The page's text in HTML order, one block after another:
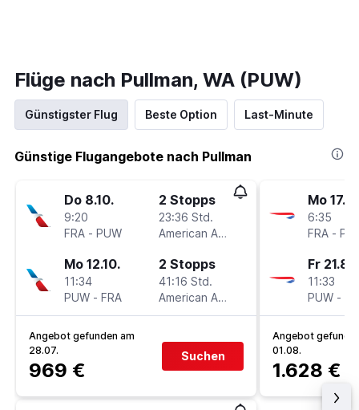
Flüge nach Pullman, WA (PUW)
Günstigster Flug Beste Option Last-Minute
Günstige Flugangebote nach Pullman
Do 8.10.
9:20
FRA - PUW
2 Stopps
23:36 Std.
American Airlines
Mo 12.10.
11:34
PUW - FRA
2 Stopps
41:16 Std.
American Airlines
Angebot gefunden am
28.07.
969 €
Suchen
Mo 17.8.
6:35
FRA -
Fr 21.8.
11:33
PUW -
Angebot
01.08.
1.628 €